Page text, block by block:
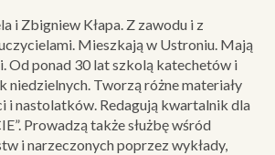
i Zbigniew Kłapa. Z zawodu i z
Mieszkają w Ustroniu. Mają
Od ponad 30 lat szkolą katechetów i
niedzielnych. Tworzą różne materiały
i nastolatków. Redagują kwartalnik dla
Prowadzą także służbę wśród
i narzeczonych poprzez wykłady,